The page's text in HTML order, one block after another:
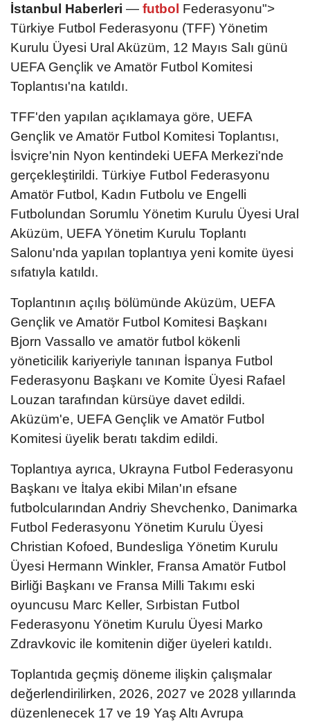
İstanbul Haberleri — futbol Federasyonu">
Türkiye Futbol Federasyonu (TFF) Yönetim
Kurulu Üyesi Ural Aküzüm, 12 Mayıs Salı günü
UEFA Gençlik ve Amatör Futbol Komitesi
Toplantısı'na katıldı.
TFF'den yapılan açıklamaya göre, UEFA
Gençlik ve Amatör Futbol Komitesi Toplantısı,
İsviçre'nin Nyon kentindeki UEFA Merkezi'nde
gerçekleştirildi. Türkiye Futbol Federasyonu
Amatör Futbol, Kadın Futbolu ve Engelli
Futbolundan Sorumlu Yönetim Kurulu Üyesi Ural
Aküzüm, UEFA Yönetim Kurulu Toplantı
Salonu'nda yapılan toplantıya yeni komite üyesi
sıfatıyla katıldı.
Toplantının açılış bölümünde Aküzüm, UEFA
Gençlik ve Amatör Futbol Komitesi Başkanı
Bjorn Vassallo ve amatör futbol kökenli
yöneticilik kariyeriyle tanınan İspanya Futbol
Federasyonu Başkanı ve Komite Üyesi Rafael
Louzan tarafından kürsüye davet edildi.
Aküzüm'e, UEFA Gençlik ve Amatör Futbol
Komitesi üyelik beratı takdim edildi.
Toplantıya ayrıca, Ukrayna Futbol Federasyonu
Başkanı ve İtalya ekibi Milan'ın efsane
futbolcularından Andriy Shevchenko, Danimarka
Futbol Federasyonu Yönetim Kurulu Üyesi
Christian Kofoed, Bundesliga Yönetim Kurulu
Üyesi Hermann Winkler, Fransa Amatör Futbol
Birliği Başkanı ve Fransa Milli Takımı eski
oyuncusu Marc Keller, Sırbistan Futbol
Federasyonu Yönetim Kurulu Üyesi Marko
Zdravkovic ile komitenin diğer üyeleri katıldı.
Toplantıda geçmiş döneme ilişkin çalışmalar
değerlendirilirken, 2026, 2027 ve 2028 yıllarında
düzenlenecek 17 ve 19 Yaş Altı Avrupa